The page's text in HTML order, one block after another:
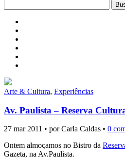
Arte & Cultura, Experiências
Av. Paulista – Reserva
27 mar 2011 • por Carla Caldas • 0
Ontem almoçamos no Bistro da
Gazeta, na Av.Paulista.